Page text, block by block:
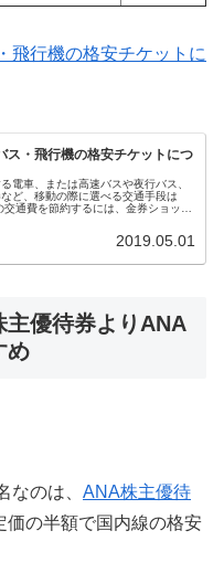
飛行機の格安チケットに
ス・飛行機の格安チケットにつ
電車、または高速バスや夜行バス、
ど、移動の際に選べる交通手段は
チケットを購入する方法はあります。
車・バス・飛行機の格安チケットの基
ページです。
2019.05.01
主優待券よりANA
め
なのは、 ANA株主優待
価の半額で国内線の格安